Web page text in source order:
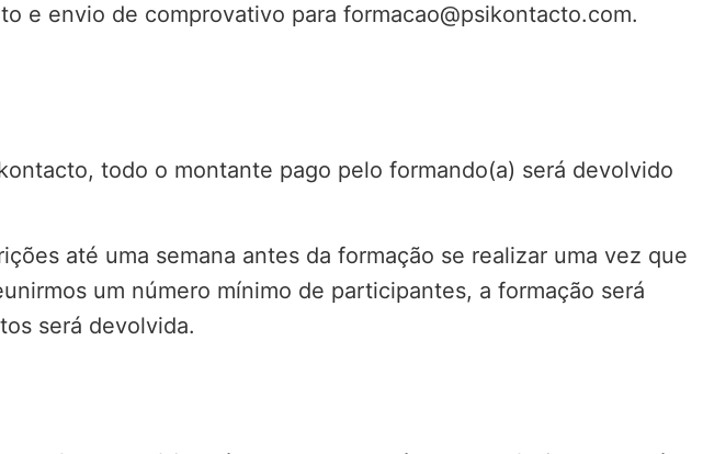
e envio de comprovativo para formacao@psikontacto.com.
todo o montante pago pelo formando(a) será devolvido
até uma semana antes da formação se realizar uma vez que
um número mínimo de participantes, a formação será
será devolvida.